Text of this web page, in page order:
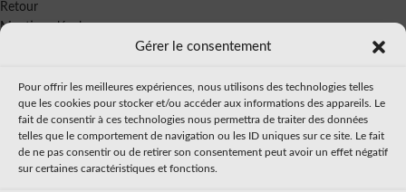
Gérer le consentement
Pour offrir les meilleures expériences, nous utilisons des technologies telles
que les cookies pour stocker et/ou accéder aux informations des appareils. Le
fait de consentir à ces technologies nous permettra de traiter des données
telles que le comportement de navigation ou les ID uniques sur ce site. Le fait
de ne pas consentir ou de retirer son consentement peut avoir un effet négatif
sur certaines caractéristiques et fonctions.
Retour
Mentions légales
Politique de confidentialité
À PROPOS
Mon histoire